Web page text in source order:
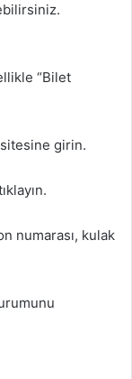
“Bilet
girin.
numarası, kulak